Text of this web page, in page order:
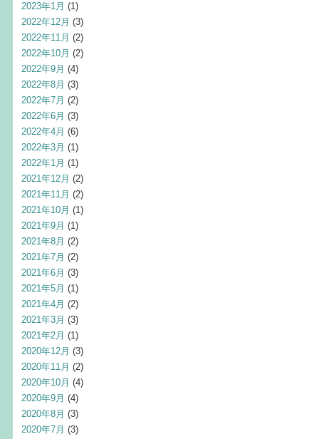
2023年1月 (1)
2022年12月 (3)
2022年11月 (2)
2022年10月 (2)
2022年9月 (4)
2022年8月 (3)
2022年7月 (2)
2022年6月 (3)
2022年4月 (6)
2022年3月 (1)
2022年1月 (1)
2021年12月 (2)
2021年11月 (2)
2021年10月 (1)
2021年9月 (1)
2021年8月 (2)
2021年7月 (2)
2021年6月 (3)
2021年5月 (1)
2021年4月 (2)
2021年3月 (3)
2021年2月 (1)
2020年12月 (3)
2020年11月 (2)
2020年10月 (4)
2020年9月 (4)
2020年8月 (3)
2020年7月 (3)